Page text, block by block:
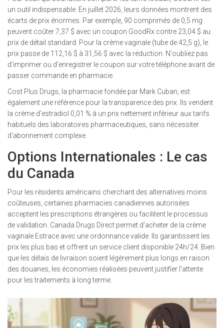
un outil indispensable. En juillet 2026, leurs données montrent des
écarts de prix énormes. Par exemple, 90 comprimés de 0,5 mg
peuvent coûter 7,37 $ avec un coupon GoodRx contre 23,04 $ au
prix de détail standard. Pour la crème vaginale (tube de 42,5 g), le
prix passe de 112,16 $ à 31,56 $ avec la réduction. N'oubliez pas
d'imprimer ou d'enregistrer le coupon sur votre téléphone avant de
passer commande en pharmacie.
Cost Plus Drugs, la pharmacie fondée par Mark Cuban, est
également une référence pour la transparence des prix. Ils vendent
la crème d'estradiol 0,01 % à un prix nettement inférieur aux tarifs
habituels des laboratoires pharmaceutiques, sans nécessiter
d'abonnement complexe.
Options Internationales : Le cas
du Canada
Pour les résidents américains cherchant des alternatives moins
coûteuses, certaines pharmacies canadiennes autorisées
acceptent les prescriptions étrangères ou facilitent le processus
de validation. Canada Drugs Direct permet d'acheter de la crème
vaginale Estrace avec une ordonnance valide. Ils garantissent les
prix les plus bas et offrent un service client disponible 24h/24. Bien
que les délais de livraison soient légèrement plus longs en raison
des douanes, les économies réalisées peuvent justifier l'attente
pour les traitements à long terme.